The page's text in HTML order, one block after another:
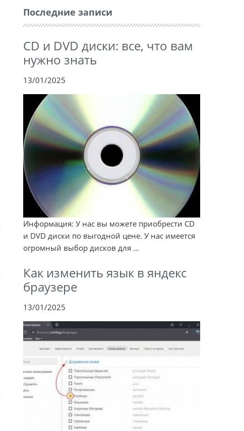
Последние записи
CD и DVD диски: все, что вам
нужно знать
13/01/2025
Информация: У нас вы можете приобрести CD
и DVD диски по выгодной цене. У нас имеется
огромный выбор дисков для ...
Как изменить язык в яндекс
браузере
13/01/2025